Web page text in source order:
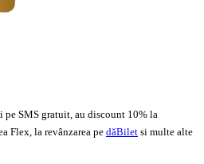
pe SMS gratuit, au discount 10% la
Flex, la revânzarea pe dăBilet si multe alte